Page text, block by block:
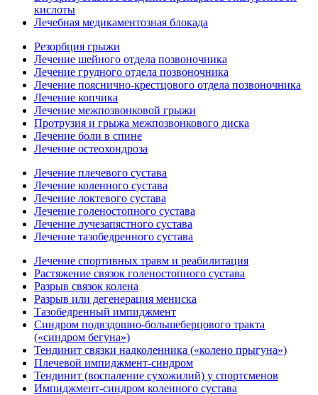
кислоты
Лечебная медикаментозная блокада
Резорбция грыжи
Лечение шейного отдела позвоночника
Лечение грудного отдела позвоночника
Лечение пояснично-крестцового отдела позвоночника
Лечение копчика
Лечение межпозвонковой грыжи
Протрузия и грыжа межпозвонкового диска
Лечение боли в спине
Лечение остеохондроза
Лечение плечевого сустава
Лечение коленного сустава
Лечение локтевого сустава
Лечение голеностопного сустава
Лечение лучезапястного сустава
Лечение тазобедренного сустава
Лечение спортивных травм и реабилитация
Растяжение связок голеностопного сустава
Разрыв связок колена
Разрыв или дегенерация мениска
Тазобедренный импиджмент
Синдром подвздошно-большеберцового тракта
(«синдром бегуна»)
Тендинит связки надколенника («колено прыгуна»)
Плечевой импиджмент-синдром
Тендинит (воспаление сухожилий) у спортсменов
Импиджмент-синдром коленного сустава